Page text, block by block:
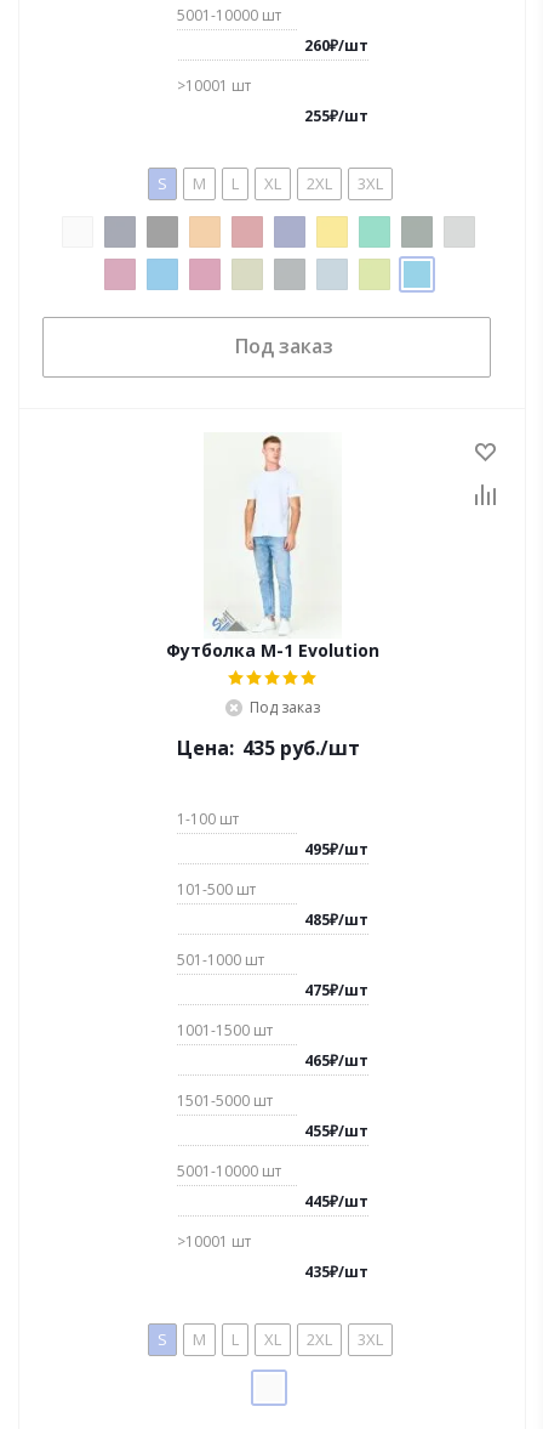
5001-10000 шт
260₽/шт
>10001 шт
255₽/шт
S M L XL 2XL 3XL
Под заказ
Футболка М-1 Evolution
Под заказ
Цена: 435 руб./шт
1-100 шт
495₽/шт
101-500 шт
485₽/шт
501-1000 шт
475₽/шт
1001-1500 шт
465₽/шт
1501-5000 шт
455₽/шт
5001-10000 шт
445₽/шт
>10001 шт
435₽/шт
S M L XL 2XL 3XL